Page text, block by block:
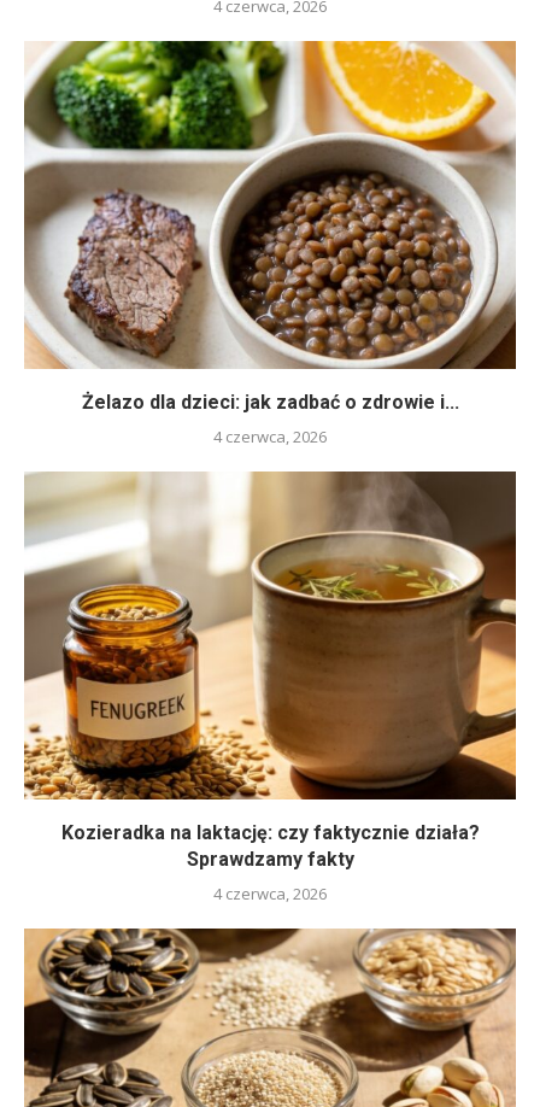
4 czerwca, 2026
Żelazo dla dzieci: jak zadbać o zdrowie i...
4 czerwca, 2026
Kozieradka na laktację: czy faktycznie działa?
Sprawdzamy fakty
4 czerwca, 2026